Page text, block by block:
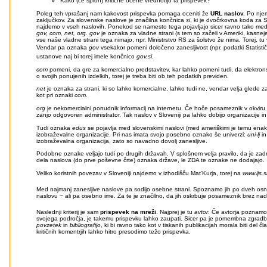
Poleg teh vprašanj nam kakovost prispevka pomaga oceniti že URL naslov. Po
zaključkov. Za slovenske naslove je značilna končnica si, ki je dvočrkovna koda za
najdemo v vseh naslovih. Ponekod se namesto tega pojavljajo sicer ravno tako
gov, com, net, org. govje oznaka za vladne strani (s tem so začeli v Ameriki,
vse naše vladne strani tega nimajo, npr. Ministrstvo RS za šolstvo že nima. Torej,
Vendar pa oznaka govvsekakor pomeni določeno zanesljivost (npr. podatki
ustanove naj bi torej imele končnico gov.si.
com pomeni, da gre za komercialno predstavitev, kar lahko pomeni tudi, da
o svojih ponujenih izdelkih, torej je treba biti ob teh podatkih previden.
net je oznaka za strani, ki so lahko komercialne, lahko tudi ne, vendar velja glede
kot pri oznaki com.
org je nekomercialni ponudnik informacij na internetu. Če hoče posameznik v
zanjo odgovoren administrator. Tak naslov v Sloveniji pa lahko dobijo organizacije
Tudi oznaka edus se pojavlja med slovenskimi naslovi (med ameriškimi je temu
izobraževalne organizacije. Pri nas imata svojo posebno oznako še univerzi: uni-lj
izobraževalna organizacija, zato so navadno dovolj zanesljive.
Podobne oznake veljajo tudi po drugih državah. V splošnem velja pravilo, da je
dela naslova (do prve poševne črte) oznaka države, le ZDA te oznake ne dodajajo.
Veliko koristnih povezav v Sloveniji najdemo v izhodišču Mat'Kurja, torej na
Med najmanj zanesljive naslove pa sodijo osebne strani. Spoznamo jih po dveh
naslovu ~ ali pa osebno ime. Za te je značilno, da jih oskrbuje posameznik brez
Naslednji kriterij je sam prispevek na mreži . Najprej je tu avtor. Če avtorja
svojega področja, je takemu prispevku lahko zaupati. Sicer pa je pomembna
povzetek in bibliografijo , ki bi ravno tako kot v tiskanih publikacijah morala biti del
kritičnih komentrjih lahko hitro presodimo težo prispevka.